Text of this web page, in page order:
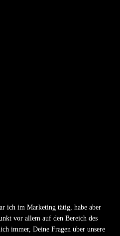
ich im Marketing tätig, habe aber
vor allem auf den Bereich des
immer, Deine Fragen über unsere